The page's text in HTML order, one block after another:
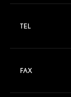
TEL
FAX